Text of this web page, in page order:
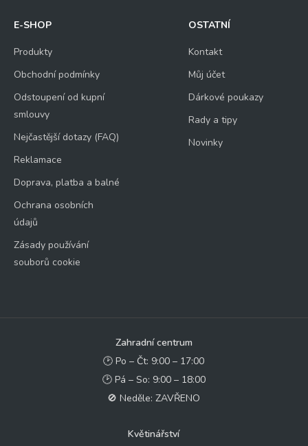
E-SHOP
Produkty
Obchodní podmínky
Odstoupení od kupní
smlouvy
Nejčastější dotazy (FAQ)
Reklamace
Doprava, platba a balné
Ochrana osobních
údajů
Zásady používání
souborů cookie
OSTATNÍ
Kontakt
Můj účet
Dárkové poukazy
Rady a tipy
Novinky
Zahradní centrum
🕑 Po – Čt: 9:00 – 17:00
🕑 Pá – So: 9:00 – 18:00
🚫 Neděle: ZAVŘENO
Květinářství